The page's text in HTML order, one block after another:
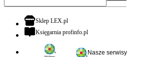
Sklep LEX.plotwiera się w nowej karcie
Księgarnia profinfo.plotwiera się w nowej karcie
Nasze serwisy